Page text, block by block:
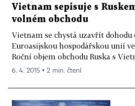
Vietnam sepisuje s
volném obchodu
Vietnam se chystá uzavřít dohodu
Euroasijskou hospodářskou unií
Roční objem obchodu Ruska s
6. 4. 2015 ▪ 2 min. čtení